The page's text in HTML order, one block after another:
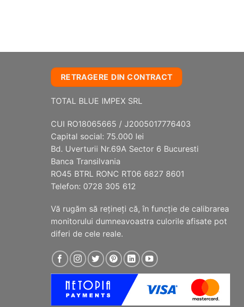
RETRAGERE DIN CONTRACT
TOTAL BLUE IMPEX SRL
CUI RO18065665 / J2005017776403
Capital social: 75.000 lei
Bd. Uverturii Nr.69A Sector 6 Bucuresti
Banca Transilvania
RO45 BTRL RONC RT06 6827 8601
Telefon: 0728 305 612
Vă rugăm să reţineţi că, în funcţie de calibrarea
monitorului dumneavoastra culorile afisate pot
diferi de cele reale.